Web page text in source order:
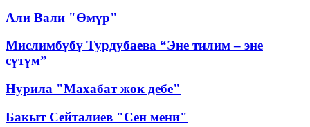
Али Вали "Өмүр"
Мислимбүбү Турдубаева “Эне тилим – эне
сүтүм”
Нурила "Махабат жок дебе"
Бакыт Сейталиев "Сен мени"